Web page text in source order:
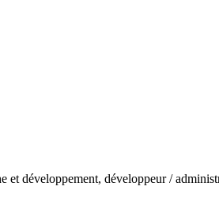
développement, développeur /